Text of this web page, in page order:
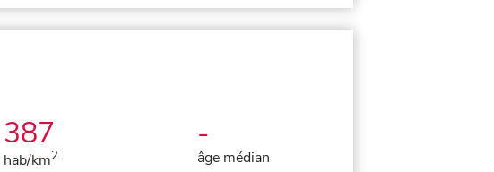
387
hab/km2
-
âge médian